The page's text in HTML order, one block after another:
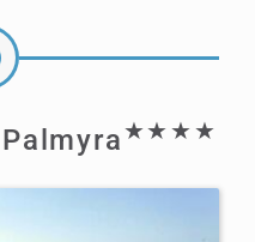
★★★★